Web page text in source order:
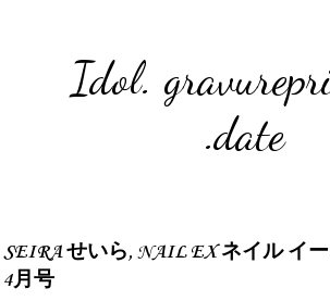
Idol.
.date
SEIRA せいら, NAIL EX ネイル イ
4月号